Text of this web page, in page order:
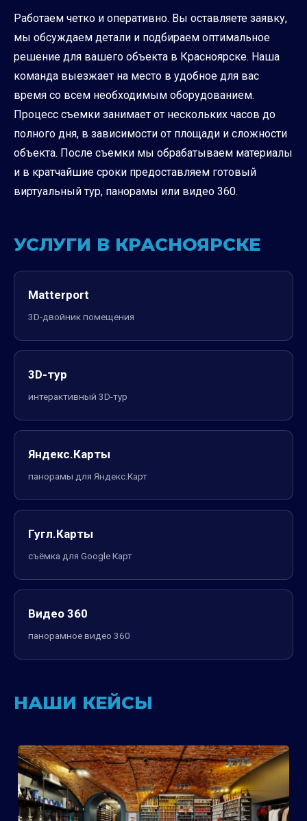
Работаем четко и оперативно. Вы оставляете заявку,
мы обсуждаем детали и подбираем оптимальное
решение для вашего объекта в Красноярске. Наша
команда выезжает на место в удобное для вас
время со всем необходимым оборудованием.
Процесс съемки занимает от нескольких часов до
полного дня, в зависимости от площади и сложности
объекта. После съемки мы обрабатываем материалы
и в кратчайшие сроки предоставляем готовый
виртуальный тур, панорамы или видео 360.
УСЛУГИ В КРАСНОЯРСКЕ
Matterport
3D-двойник помещения
3D-тур
интерактивный 3D-тур
Яндекс.Карты
панорамы для Яндекс.Карт
Гугл.Карты
съёмка для Google Карт
Видео 360
панорамное видео 360
НАШИ КЕЙСЫ